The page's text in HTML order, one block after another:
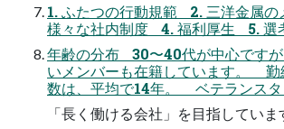
1. ふたつの行動規範 2. 三洋金属
様々な社内制度 4. 福利厚生 5. 選
年齢の分布 30〜40代が中心です
いメンバーも在籍しています。
数は、平均で14年。 ベテランス
「長く働ける会社」を目指してい